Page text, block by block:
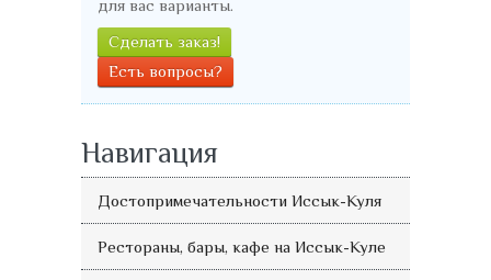
для вас варианты.
Сделать заказ!
Есть вопросы?
Навигация
Достопримечательности Иссык-Куля
Рестораны, бары, кафе на Иссык-Куле